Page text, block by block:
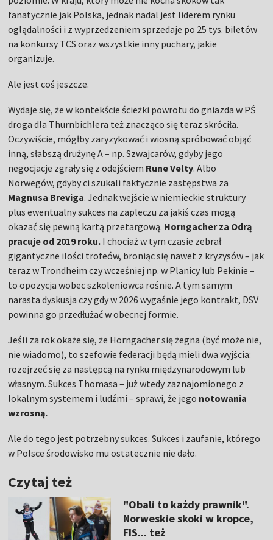
fanatycznie jak Polska, jednak nadal jest liderem rynku
oglądalności i z wyprzedzeniem sprzedaje po 25 tys. biletów
na konkursy TCS oraz wszystkie inny puchary, jakie
organizuje.
Ale jest coś jeszcze.
Wydaje się, że w kontekście ścieżki powrotu do gniazda w PŚ
droga dla Thurnbichlera też znacząco się teraz skróciła.
Oczywiście, mógłby zaryzykować i wiosną spróbować objąć
inną, słabszą drużynę A – np. Szwajcarów, gdyby jego
negocjacje zgrały się z odejściem Rune Velty. Albo
Norwegów, gdyby ci szukali faktycznie zastępstwa za
Magnusa Breviga. Jednak wejście w niemieckie struktury
plus ewentualny sukces na zapleczu za jakiś czas mogą
okazać się pewną kartą przetargową. Horngacher za Odrą
pracuje od 2019 roku. I chociaż w tym czasie zebrał
gigantyczne ilości trofeów, broniąc się nawet z kryzysów – jak
teraz w Trondheim czy wcześniej np. w Planicy lub Pekinie –
to opozycja wobec szkoleniowca rośnie. A tym samym
narasta dyskusja czy gdy w 2026 wygaśnie jego kontrakt, DSV
powinna go przedłużać w obecnej formie.
Jeśli za rok okaże się, że Horngacher się żegna (być może nie,
nie wiadomo), to szefowie federacji będą mieli dwa wyjścia:
rozejrzeć się za następcą na rynku międzynarodowym lub
własnym. Sukces Thomasa – już wtedy zaznajomionego z
lokalnym systemem i ludźmi – sprawi, że jego notowania
wzrosną.
Ale do tego jest potrzebny sukces. Sukces i zaufanie, którego
w Polsce środowisko mu ostatecznie nie dało.
Czytaj też
"Obali to każdy prawnik".
Norweskie skoki w kropce,
FIS... też